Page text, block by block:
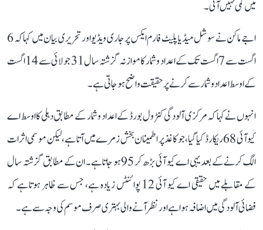
میں کمی نہیں آئی۔
اجے ماکن نے سوشل میڈیا پلیٹ فارم ایکس پر جاری ویڈیو اور تحریری بیان میں کہا کہ 6
اگست سے 7 اگست تک کے اعداد و شمار کا موازنہ گزشتہ سال 31 جولائی سے 14 اگست
کے اوسط اعداد و شمار سے کرنے پر حقیقت واضح ہو جاتی ہے۔
انہوں نے کہا کہ مرکزی آلودگی کنٹرول بورڈ کے اعداد و شمار کے مطابق دہلی کا اوسط اے
کیو آئی 68 ریکارڈ کیا گیا، جو کاغذ پر اطمینان بخش زمرے میں آتا ہے، لیکن موسمی اثرات
الگ کرنے کے بعد یہی اے کیو آئی بڑھ کر 95 ہو جاتا ہے۔ ان کے مطابق گزشتہ سال
کے مقابلے میں حقیقی اے کیو آئی 12 پوائنٹس زیادہ ہے، جس سے ظاہر ہوتا ہے کہ
فضائی آلودگی میں اضافہ ہوا ہے اور نظر آنے والی بہتری صرف موسم کی وجہ سے ہے۔